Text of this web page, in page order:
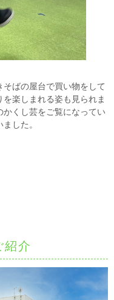
ばの屋台で買い物をして
楽しまれる姿も見られま
かくし芸をご覧になってい
した。
紹介